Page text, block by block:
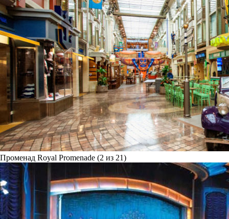
Променад Royal Promenade (2 из 21)